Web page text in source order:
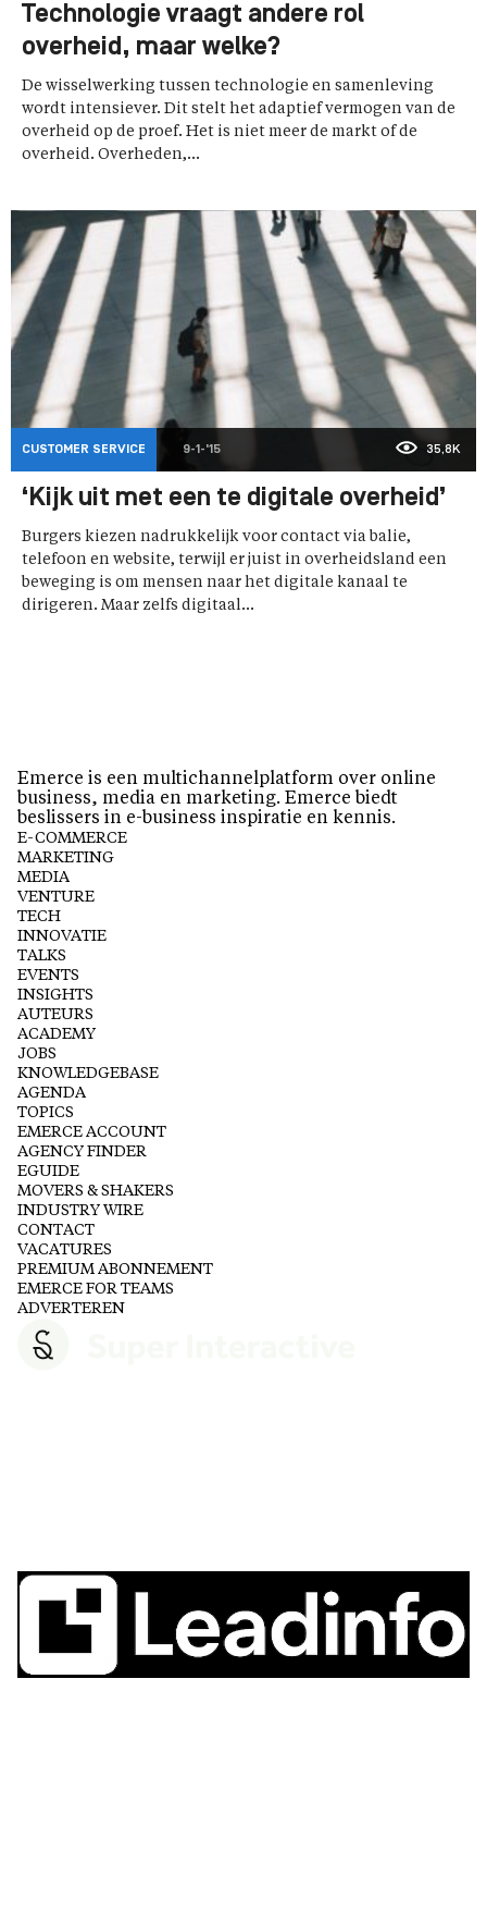
Technologie vraagt andere rol
overheid, maar welke?
De wisselwerking tussen technologie en samenleving
wordt intensiever. Dit stelt het adaptief vermogen van de
overheid op de proef. Het is niet meer de markt of de
overheid. Overheden,...
CUSTOMER SERVICE 9-1-'15 35,8K
‘Kijk uit met een te digitale overheid’
Burgers kiezen nadrukkelijk voor contact via balie,
telefoon en website, terwijl er juist in overheidsland een
beweging is om mensen naar het digitale kanaal te
dirigeren. Maar zelfs digitaal...
Emerce is een multichannelplatform over online
business, media en marketing. Emerce biedt
beslissers in e-business inspiratie en kennis.
E-COMMERCE
MARKETING
MEDIA
VENTURE
TECH
INNOVATIE
TALKS
EVENTS
INSIGHTS
AUTEURS
ACADEMY
JOBS
KNOWLEDGEBASE
AGENDA
TOPICS
EMERCE ACCOUNT
AGENCY FINDER
EGUIDE
MOVERS & SHAKERS
INDUSTRY WIRE
CONTACT
VACATURES
PREMIUM ABONNEMENT
EMERCE FOR TEAMS
ADVERTEREN